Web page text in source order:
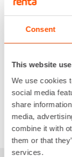
Consent
This website
We use cookies
social media
share
media,
combine it with
them or that
services.
-20 - 55
Lisätiedot
Lue lisää
Kuukausi
Alv 0 %